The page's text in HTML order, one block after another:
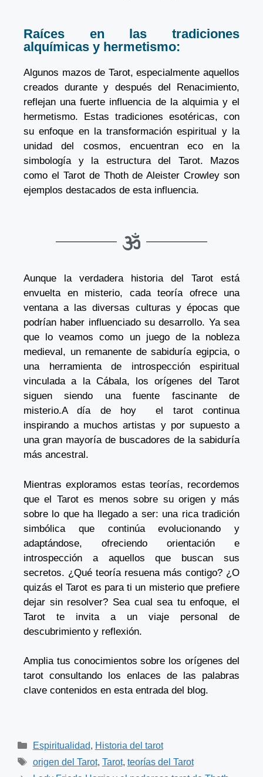
Raíces en las tradiciones
alquímicas y hermetismo:
Algunos mazos de Tarot, especialmente aquellos
creados durante y después del Renacimiento,
reflejan una fuerte influencia de la alquimia y el
hermetismo. Estas tradiciones esotéricas, con
su enfoque en la transformación espiritual y la
unidad del cosmos, encuentran eco en la
simbología y la estructura del Tarot. Mazos
como el Tarot de Thoth de Aleister Crowley son
ejemplos destacados de esta influencia.
Aunque la verdadera historia del Tarot está
envuelta en misterio, cada teoría ofrece una
ventana a las diversas culturas y épocas que
podrían haber influenciado su desarrollo. Ya sea
que lo veamos como un juego de la nobleza
medieval, un remanente de sabiduría egipcia, o
una herramienta de introspección espiritual
vinculada a la Cábala, los orígenes del Tarot
siguen siendo una fuente fascinante de
misterio.A día de hoy el tarot continua
inspirando a muchos artistas y por supuesto a
una gran mayoría de buscadores de la sabiduría
más ancestral.
Mientras exploramos estas teorías, recordemos
que el Tarot es menos sobre su origen y más
sobre lo que ha llegado a ser: una rica tradición
simbólica que continúa evolucionando y
adaptándose, ofreciendo orientación e
introspección a aquellos que buscan sus
secretos. ¿Qué teoría resuena más contigo? ¿O
quizás el Tarot es para ti un misterio que prefiere
dejar sin resolver? Sea cual sea tu enfoque, el
Tarot te invita a un viaje personal de
descubrimiento y reflexión.
Amplia tus conocimientos sobre los orígenes del
tarot consultando los enlaces de las palabras
clave contenidos en esta entrada del blog.
Espiritualidad, Historia del tarot
origen del Tarot, Tarot, teorías del Tarot